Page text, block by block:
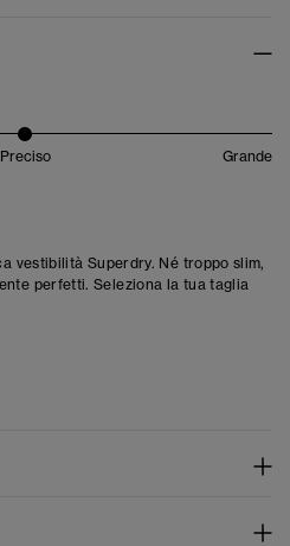
Preciso Grande
vestibilità Superdry. Né troppo slim,
perfetti. Seleziona la tua taglia